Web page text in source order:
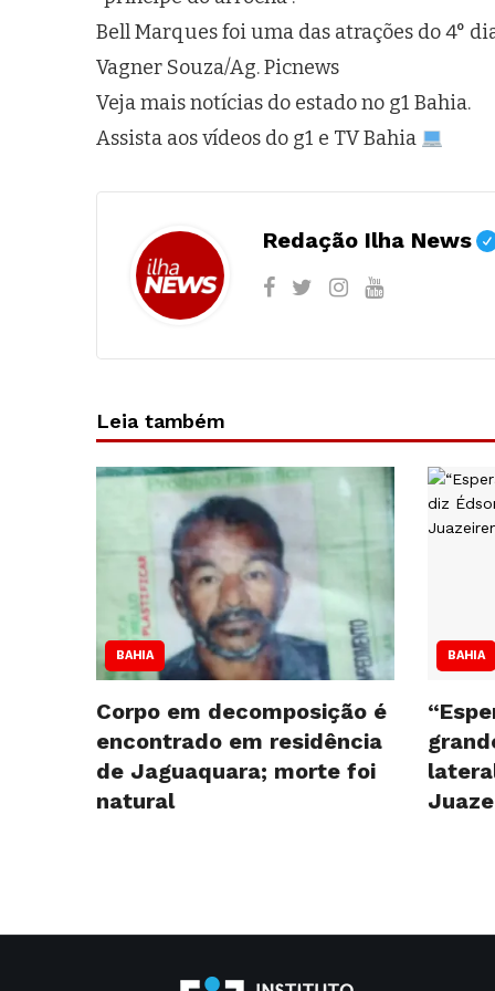
Bell Marques foi uma das atrações do 4°
Vagner Souza/Ag. Picnews
Veja mais notícias do estado no g1 Bahia.
Assista aos vídeos do g1 e TV Bahia
Redação Ilha News
Leia também
BAHIA
Corpo em decomposição é
encontrado em residência
de Jaguaquara; morte foi
natural
BAHIA